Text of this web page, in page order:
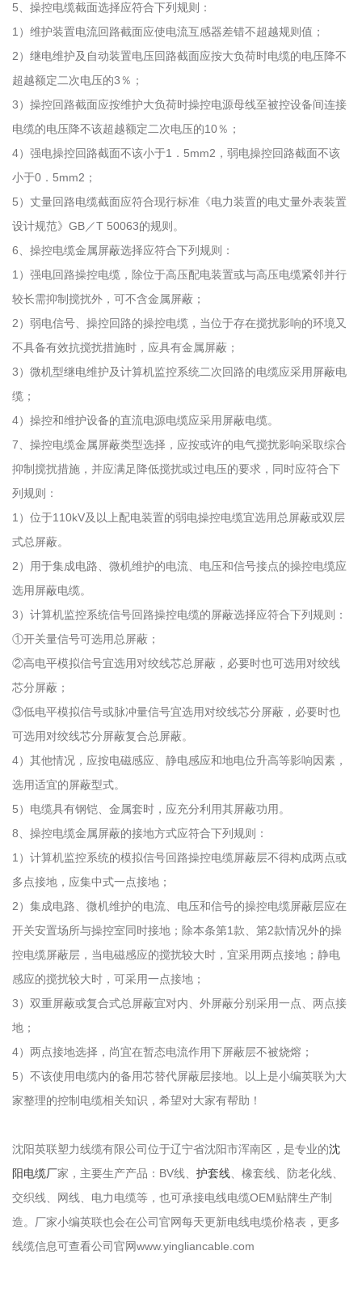
5、操控电缆截面选择应符合下列规则：
1）维护装置电流回路截面应使电流互感器差错不超越规则值；
2）继电维护及自动装置电压回路截面应按大负荷时电缆的电压降不
超越额定二次电压的3％；
3）操控回路截面应按维护大负荷时操控电源母线至被控设备间连接
电缆的电压降不该超越额定二次电压的10％；
4）强电操控回路截面不该小于1．5mm2，弱电操控回路截面不该
小于0．5mm2；
5）丈量回路电缆截面应符合现行标准《电力装置的电丈量外表装置
设计规范》GB／T 50063的规则。
6、操控电缆金属屏蔽选择应符合下列规则：
1）强电回路操控电缆，除位于高压配电装置或与高压电缆紧邻并行
较长需抑制搅扰外，可不含金属屏蔽；
2）弱电信号、操控回路的操控电缆，当位于存在搅扰影响的环境又
不具备有效抗搅扰措施时，应具有金属屏蔽；
3）微机型继电维护及计算机监控系统二次回路的电缆应采用屏蔽电
缆；
4）操控和维护设备的直流电源电缆应采用屏蔽电缆。
7、操控电缆金属屏蔽类型选择，应按或许的电气搅扰影响采取综合
抑制搅扰措施，并应满足降低搅扰或过电压的要求，同时应符合下
列规则：
1）位于110kV及以上配电装置的弱电操控电缆宜选用总屏蔽或双层
式总屏蔽。
2）用于集成电路、微机维护的电流、电压和信号接点的操控电缆应
选用屏蔽电缆。
3）计算机监控系统信号回路操控电缆的屏蔽选择应符合下列规则：
①开关量信号可选用总屏蔽；
②高电平模拟信号宜选用对绞线芯总屏蔽，必要时也可选用对绞线
芯分屏蔽；
③低电平模拟信号或脉冲量信号宜选用对绞线芯分屏蔽，必要时也
可选用对绞线芯分屏蔽复合总屏蔽。
4）其他情况，应按电磁感应、静电感应和地电位升高等影响因素，
选用适宜的屏蔽型式。
5）电缆具有钢铠、金属套时，应充分利用其屏蔽功用。
8、操控电缆金属屏蔽的接地方式应符合下列规则：
1）计算机监控系统的模拟信号回路操控电缆屏蔽层不得构成两点或
多点接地，应集中式一点接地；
2）集成电路、微机维护的电流、电压和信号的操控电缆屏蔽层应在
开关安置场所与操控室同时接地；除本条第1款、第2款情况外的操
控电缆屏蔽层，当电磁感应的搅扰较大时，宜采用两点接地；静电
感应的搅扰较大时，可采用一点接地；
3）双重屏蔽或复合式总屏蔽宜对内、外屏蔽分别采用一点、两点接
地；
4）两点接地选择，尚宜在暂态电流作用下屏蔽层不被烧熔；
5）不该使用电缆内的备用芯替代屏蔽层接地。以上是小编英联为大
家整理的控制电缆相关知识，希望对大家有帮助！
沈阳英联塑力线缆有限公司位于辽宁省沈阳市浑南区，是专业的沈
阳电缆厂家，主要生产产品：BV线、 护套线 、橡套线、防老化线、
交织线、网线、电力电缆等，也可承接电线电缆OEM贴牌生产制
造。厂家小编英联也会在公司官网每天更新电线电缆价格表，更多
线缆信息可查看公司官网www.yingliancable.com